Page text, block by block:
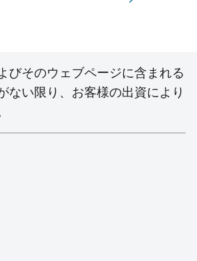
びそのウェブページに含まれる
ない限り、お客様の出資により